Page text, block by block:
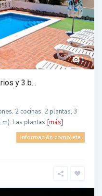
1
y 3 b...
2 cocinas, 2 plantas, 3
Las plantas [más]
información completa